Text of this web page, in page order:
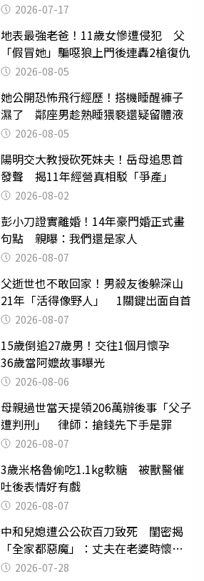
2026-07-17
地表最強老爸！11歲女慘遭侵犯 父
「假冒她」騙噁狼上門後連轟2槍復仇
2026-08-05
她公開恐怖飛行經歷！搭機睡醒褲子
濕了 鄰座男趁熟睡猥褻還疑留體液
2026-08-05
陽明交大教授砍死妹夫！岳母追思首
發聲 揭11年經營真相駁「爭產」
2026-08-02
彭小刀證實離婚！14年豪門婚正式畫
句點 親曝：我們還是家人
2026-08-07
父逝世也不敢回家！男殺友後躲深山
21年「活得像野人」 1關鍵出面自首
2026-08-07
15歲倒追27歲男！交往1個月懷孕
36歲當阿嬤故事曝光
2026-08-06
母親過世當天提領206萬辦後事「父子
遭判刑」 律師：搶錢先下手是罪
2026-08-07
3歲米格魯偷吃1.1kg軟糖 被獸醫催
吐後表情好有戲
2026-08-07
中和兒媳遭公公砍百刀致死 閨密揭
「全家都惡魔」：丈夫在老婆時懷孕
摔東西
2026-07-28